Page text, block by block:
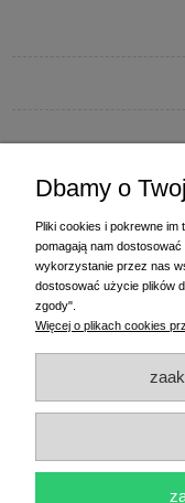
ul.
+48 58 770
-
(+48) 602 794 901-
Dbamy o
Pliki cookies i pokrewne im
pomagają nam
wykorzystanie przez nas
dostosować użycie plików
zgody".
Więcej o plikach cookies